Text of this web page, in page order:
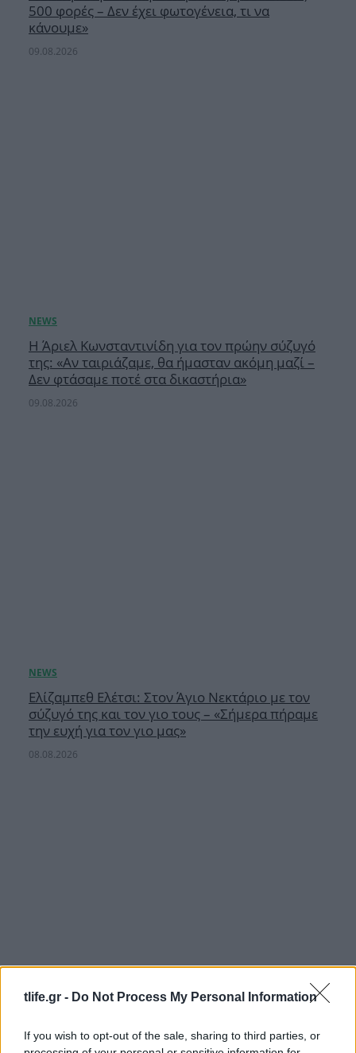
tlife.gr - Do Not Process My Personal Information
If you wish to opt-out of the sale, sharing to third parties, or
500 φορές – Δεν έχει φωτογένεια, τι να
κάνουμε»
09.08.2026
Η Άριελ Κωνσταντινίδη για τον πρώην σύζυγό
της: «Αν ταιριάζαμε, θα ήμασταν ακόμη μαζί –
Δεν φτάσαμε ποτέ στα δικαστήρια»
09.08.2026
Ελίζαμπεθ Ελέτσι: Στον Άγιο Νεκτάριο με τον
σύζυγό της και τον γιο τους – «Σήμερα πήραμε
την ευχή για τον γιο μας»
08.08.2026
H Βαλέρια Χοψονίδου βάφτισε τον μονάκριβο